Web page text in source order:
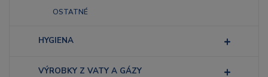
OSTATNÉ
HYGIENA
VÝROBKY Z VATY A GÁZY